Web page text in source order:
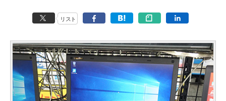
リスト